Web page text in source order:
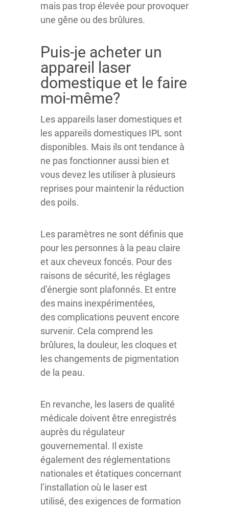
mais pas trop élevée pour provoquer
une gêne ou des brûlures.
Puis-je acheter un
appareil laser
domestique et le faire
moi-même?
Les appareils laser domestiques et
les appareils domestiques IPL sont
disponibles. Mais ils ont tendance à
ne pas fonctionner aussi bien et
vous devez les utiliser à plusieurs
reprises pour maintenir la réduction
des poils.
Les paramètres ne sont définis que
pour les personnes à la peau claire
et aux cheveux foncés. Pour des
raisons de sécurité, les réglages
d’énergie sont plafonnés. Et entre
des mains inexpérimentées,
des complications peuvent encore
survenir. Cela comprend les
brûlures, la douleur, les cloques et
les changements de pigmentation
de la peau.
En revanche, les lasers de qualité
médicale doivent être enregistrés
auprès du régulateur
gouvernemental. Il existe
également des réglementations
nationales et étatiques concernant
l’installation où le laser est
utilisé, des exigences de formation